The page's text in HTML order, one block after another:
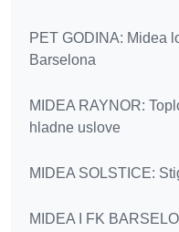
PET GODINA: Midea
Barselona
MIDEA RAYNOR:
hladne uslove
MIDEA SOLSTICE:
MIDEA I FK